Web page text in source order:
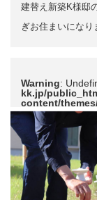
建替え新築K様邸
ぎお住まいになり
Warning:
kk.jp/
content/
51